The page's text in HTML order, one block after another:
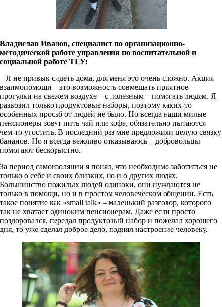
Владислав Иванов, специалист по организационно-
методической работе управления по воспитательной и
социальной работе ТГУ:
– Я не привык сидеть дома, для меня это очень сложно. Акция
взаимопомощи – это возможность совмещать приятное –
прогулки на свежем воздухе – с полезным – помогать людям. Я
развозил только продуктовые наборы, поэтому каких-то
особенных просьб от людей не было. Но всегда наши милые
пенсионеры зовут пить чай или кофе, обязательно пытаются
чем-то угостить. В последний раз мне предложили целую связку
бананов. Но я всегда вежливо отказываюсь – добровольцы
помогают бескорыстно.
За период самоизоляции я понял, что необходимо заботиться не
только о себе и своих близких, но и о других людях.
Большинство пожилых людей одиноки, они нуждаются не
только в помощи, но и в простом человеческом общении. Есть
такое понятие как «small talk» – маленький разговор, которого
так не хватает одиноким пенсионерам. Даже если просто
поздоровался, передал продуктовый набор и пожелал хорошего
дня, то уже сделал доброе дело, поднял настроение человеку.